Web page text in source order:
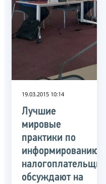
19.03.2015 10:14
Лучшие
мировые
практики по
информированию
обсуждают на